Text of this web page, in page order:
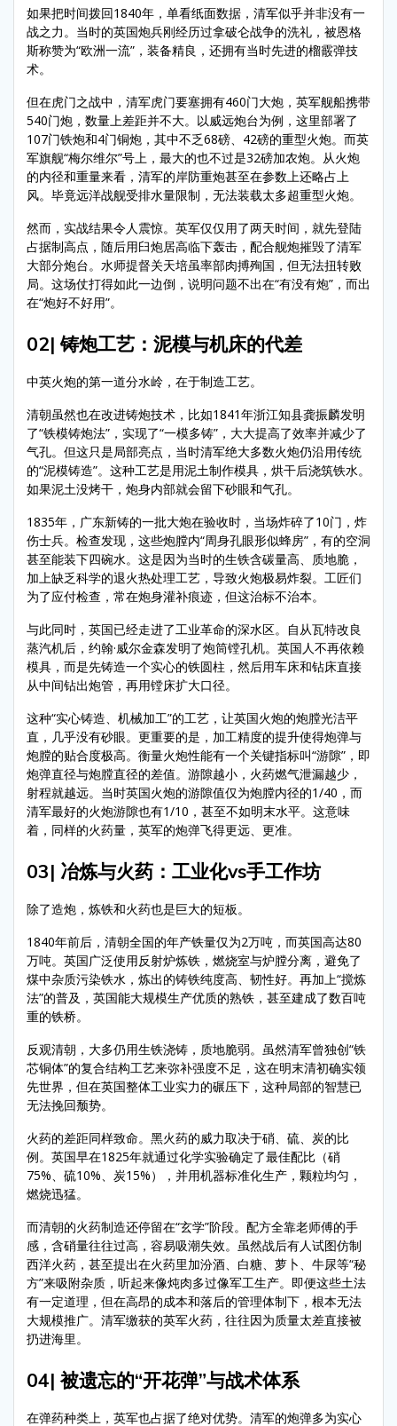
如果把时间拨回1840年，单看纸面数据，清军似乎并非没有一
战之力。当时的英国炮兵刚经历过拿破仑战争的洗礼，被恩格
斯称赞为“欧洲一流”，装备精良，还拥有当时先进的榴霰弹技
术。
但在虎门之战中，清军虎门要塞拥有460门大炮，英军舰船携带
540门炮，数量上差距并不大。以威远炮台为例，这里部署了
107门铁炮和4门铜炮，其中不乏68磅、42磅的重型火炮。而英
军旗舰“梅尔维尔”号上，最大的也不过是32磅加农炮。从火炮
的内径和重量来看，清军的岸防重炮甚至在参数上还略占上
风。毕竟远洋战舰受排水量限制，无法装载太多超重型火炮。
然而，实战结果令人震惊。英军仅仅用了两天时间，就先登陆
占据制高点，随后用臼炮居高临下轰击，配合舰炮摧毁了清军
大部分炮台。水师提督关天培虽率部肉搏殉国，但无法扭转败
局。这场仗打得如此一边倒，说明问题不出在“有没有炮”，而出
在“炮好不好用”。
02| 铸炮工艺：泥模与机床的代差
中英火炮的第一道分水岭，在于制造工艺。
清朝虽然也在改进铸炮技术，比如1841年浙江知县龚振麟发明
了“铁模铸炮法”，实现了“一模多铸”，大大提高了效率并减少了
气孔。但这只是局部亮点，当时清军绝大多数火炮仍沿用传统
的“泥模铸造”。这种工艺是用泥土制作模具，烘干后浇筑铁水。
如果泥土没烤干，炮身内部就会留下砂眼和气孔。
1835年，广东新铸的一批大炮在验收时，当场炸碎了10门，炸
伤士兵。检查发现，这些炮膛内“周身孔眼形似蜂房”，有的空洞
甚至能装下四碗水。这是因为当时的生铁含碳量高、质地脆，
加上缺乏科学的退火热处理工艺，导致火炮极易炸裂。工匠们
为了应付检查，常在炮身灌补痕迹，但这治标不治本。
与此同时，英国已经走进了工业革命的深水区。自从瓦特改良
蒸汽机后，约翰·威尔金森发明了炮筒镗孔机。英国人不再依赖
模具，而是先铸造一个实心的铁圆柱，然后用车床和钻床直接
从中间钻出炮管，再用镗床扩大口径。
这种“实心铸造、机械加工”的工艺，让英国火炮的炮膛光洁平
直，几乎没有砂眼。更重要的是，加工精度的提升使得炮弹与
炮膛的贴合度极高。衡量火炮性能有一个关键指标叫“游隙”，即
炮弹直径与炮膛直径的差值。游隙越小，火药燃气泄漏越少，
射程就越远。当时英国火炮的游隙值仅为炮膛内径的1/40，而
清军最好的火炮游隙也有1/10，甚至不如明末水平。这意味
着，同样的火药量，英军的炮弹飞得更远、更准。
03| 冶炼与火药：工业化vs手工作坊
除了造炮，炼铁和火药也是巨大的短板。
1840年前后，清朝全国的年产铁量仅为2万吨，而英国高达80
万吨。英国广泛使用反射炉炼铁，燃烧室与炉膛分离，避免了
煤中杂质污染铁水，炼出的铸铁纯度高、韧性好。再加上“搅炼
法”的普及，英国能大规模生产优质的熟铁，甚至建成了数百吨
重的铁桥。
反观清朝，大多仍用生铁浇铸，质地脆弱。虽然清军曾独创“铁
芯铜体”的复合结构工艺来弥补强度不足，这在明末清初确实领
先世界，但在英国整体工业实力的碾压下，这种局部的智慧已
无法挽回颓势。
火药的差距同样致命。黑火药的威力取决于硝、硫、炭的比
例。英国早在1825年就通过化学实验确定了最佳配比（硝
75%、硫10%、炭15%），并用机器标准化生产，颗粒均匀，
燃烧迅猛。
而清朝的火药制造还停留在“玄学”阶段。配方全靠老师傅的手
感，含硝量往往过高，容易吸潮失效。虽然战后有人试图仿制
西洋火药，甚至提出在火药里加汾酒、白糖、萝卜、牛尿等“秘
方”来吸附杂质，听起来像炖肉多过像军工生产。即便这些土法
有一定道理，但在高昂的成本和落后的管理体制下，根本无法
大规模推广。清军缴获的英军火药，往往因为质量太差直接被
扔进海里。
04| 被遗忘的“开花弹”与战术体系
在弹药种类上，英军也占据了绝对优势。清军的炮弹多为实心